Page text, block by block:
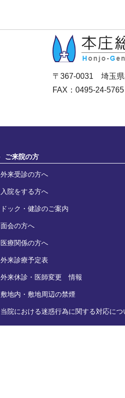
〒367-0031 埼玉県
FAX：0495-24-5765
ご来院の方
外来受診の方へ
入院をする方へ
ドック・健診のご案内
面会の方へ
医療関係の方へ
外来診療予定表
外来休診・医師変更 情報
敷地内・敷地周辺の禁煙
当院における迷惑行為に関する対応につ